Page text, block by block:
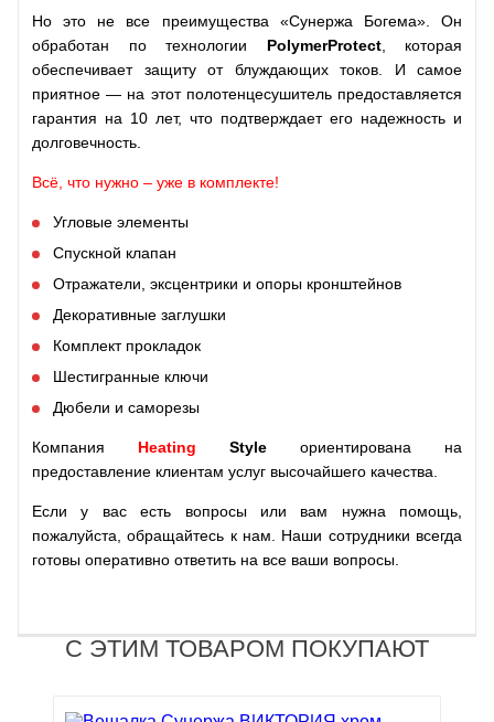
Но это не все преимущества «Сунержа Богема». Он
обработан по технологии PolymerProtect, которая
обеспечивает защиту от блуждающих токов. И самое
приятное — на этот полотенцесушитель предоставляется
гарантия на 10 лет, что подтверждает его надежность и
долговечность.
Всё, что нужно – уже в комплекте!
Угловые элементы
Спускной клапан
Отражатели, эксцентрики и опоры кронштейнов
Декоративные заглушки
Комплект прокладок
Шестигранные ключи
Дюбели и саморезы
Компания Heating Style ориентирована на
предоставление клиентам услуг высочайшего качества.
Если у вас есть вопросы или вам нужна помощь,
пожалуйста, обращайтесь к нам. Наши сотрудники всегда
готовы оперативно ответить на все ваши вопросы.
С ЭТИМ ТОВАРОМ ПОКУПАЮТ